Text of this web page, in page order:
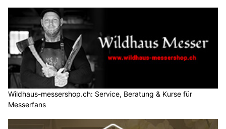
Wildhaus-messershop.ch: Service, Beratung & Kurse für
Messerfans